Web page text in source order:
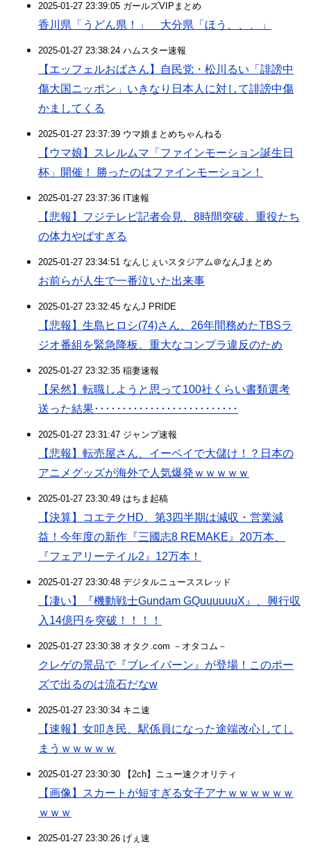
2025-01-27 23:39:05 ガールズVIPまとめ
香川県「うどん県！」 大分県「ほう、、、」
2025-01-27 23:38:24 ハムスター速報
【エッフェルおばさん】自民党・松川るい「誹謗中
傷大国ニッポン」いきなり日本人に対して誹謗中傷
かましてくる
2025-01-27 23:37:39 ウマ娘まとめちゃんねる
【ウマ娘】スレルムマ「ファインモーション誕生日
杯」開催！ 勝ったのはファインモーション！
2025-01-27 23:37:36 IT速報
【悲報】フジテレビ記者会見、8時間突破。重役たち
の体力やばすぎる
2025-01-27 23:34:51 なんじぇいスタジアム＠なんJまとめ
お前らが人生で一番泣いた出来事
2025-01-27 23:32:45 なんJ PRIDE
【悲報】生島ヒロシ(74)さん、26年間務めたTBSラ
ジオ番組を緊急降板。重大なコンプラ違反のため
2025-01-27 23:32:35 稲妻速報
【呆然】転職しようと思って100社くらい書類選考
送った結果･･････････････････････････
2025-01-27 23:31:47 ジャンプ速報
【悲報】転売屋さん、イーベイで大儲け！？日本の
アニメグッズが海外で人気爆発ｗｗｗｗｗ
2025-01-27 23:30:49 はちま起稿
【決算】コエテクHD、第3四半期は減収・営業減
益！今年度の新作『三國志8 REMAKE』20万本、
『フェアリーテイル2』12万本！
2025-01-27 23:30:48 デジタルニューススレッド
【凄い】『機動戦士Gundam GQuuuuuuX』、興行収
入14億円を突破！！！！
2025-01-27 23:30:38 オタク.com －オタコム－
クレゲの景品で『ブレイバーン』が登場！このポー
ズで出るのは流石だなw
2025-01-27 23:30:34 キニ速
【速報】女叩き民、駅係員になった途端改心してし
まうｗｗｗｗｗ
2025-01-27 23:30:30 【2ch】ニュー速クオリティ
【画像】スカートが短すぎる女子アナｗｗｗｗｗｗ
ｗｗｗ
2025-01-27 23:30:26 げぇ速